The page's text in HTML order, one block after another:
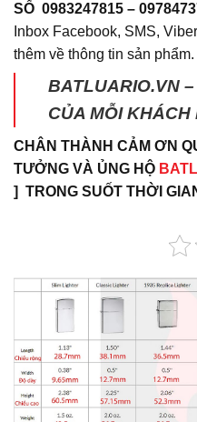
SỐ 0983247815 –
Inbox Facebook, SMS,
thêm về thông tin sản phẩm.
BATLUARIO.VN
CỦA MỖI KHÁCH
CHÂN THÀNH CẢM ƠN
TƯỞNG VÀ ỦNG HỘ
] TRONG SUỐT THỜI